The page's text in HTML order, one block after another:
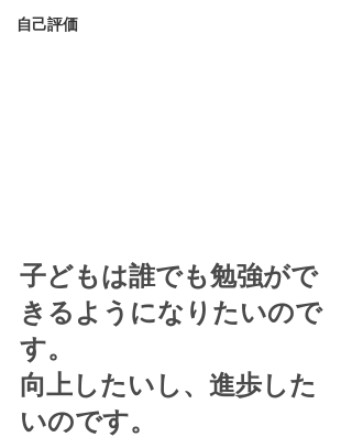
自己評価
子どもは誰でも勉強がで
きるようになりたいので
す。
向上したいし、進歩した
いのです。